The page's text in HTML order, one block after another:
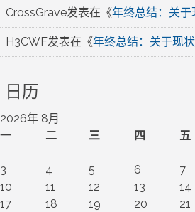
CrossGrave发表在《年终总结：关于
H3CWF发表在《年终总结：关于现
日历
2026年 8月
一
二 三 四 五
3
4 5 6 7
10
11 12 13 14
17
18 19 20 21